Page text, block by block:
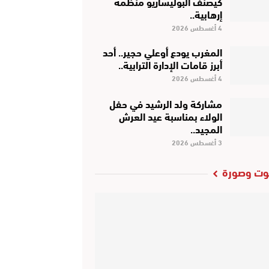
إرهابية..
4 أغسطس 2026
المغرب يودع أوعلي حجير.. أحد
أبرز قامات الإدارة الترابية..
4 أغسطس 2026
مشاركة ولد الرشيد في حفل
الولاء بمناسبة عيد العرش
المجيد..
3 أغسطس 2026
وصورة